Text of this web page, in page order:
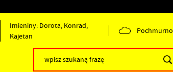
Imieniny: Dorota, Konrad,
Kajetan
Pochmurno